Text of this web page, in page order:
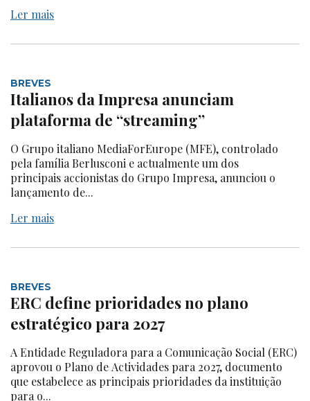
Ler mais
BREVES
Italianos da Impresa anunciam
plataforma de “streaming”
O Grupo italiano MediaForEurope (MFE), controlado
pela família Berlusconi e actualmente um dos
principais accionistas do Grupo Impresa, anunciou o
lançamento de...
Ler mais
BREVES
ERC define prioridades no plano
estratégico para 2027
A Entidade Reguladora para a Comunicação Social (ERC)
aprovou o Plano de Actividades para 2027, documento
que estabelece as principais prioridades da instituição
para o...